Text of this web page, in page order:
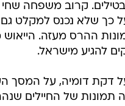
קרוב משפחה שחי
כך שלא נכנס למקלט
ההרס מעזה. הייאוש
להגיע מישראל.
דקת דומיה, על המסך
תמונות של החיילים